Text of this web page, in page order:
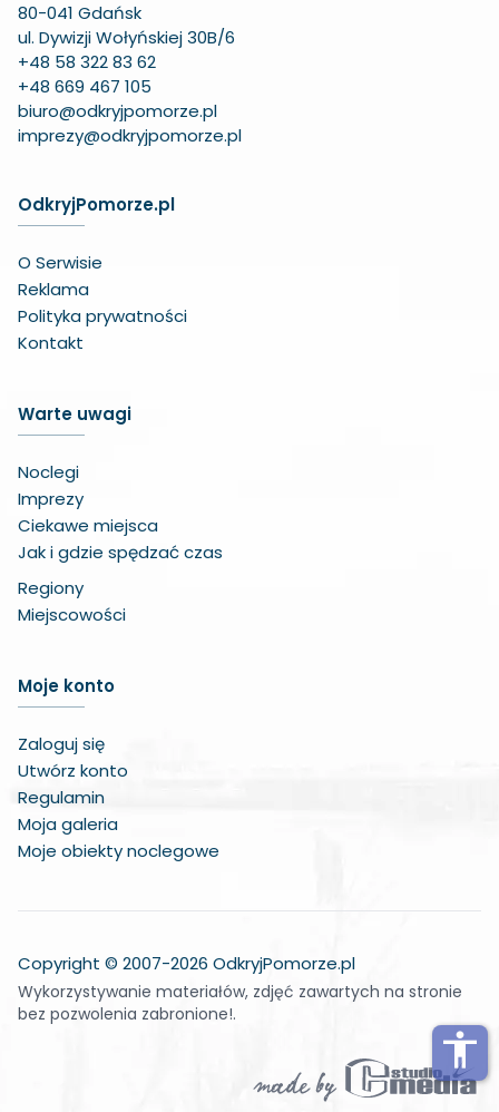
80-041 Gdańsk
ul. Dywizji Wołyńskiej 30B/6
+48 58 322 83 62
+48 669 467 105
biuro@odkryjpomorze.pl
imprezy@odkryjpomorze.pl
OdkryjPomorze.pl
O Serwisie
Reklama
Polityka prywatności
Kontakt
Warte uwagi
Noclegi
Imprezy
Ciekawe miejsca
Jak i gdzie spędzać czas
Regiony
Miejscowości
Moje konto
Zaloguj się
Utwórz konto
Regulamin
Moja galeria
Moje obiekty noclegowe
Copyright © 2007-2026 OdkryjPomorze.pl
Wykorzystywanie materiałów, zdjęć zawartych na stronie
bez pozwolenia zabronione!.
accessibility
Negatywne kolory
Wskaźnik do czytania
Wyłącz animacje